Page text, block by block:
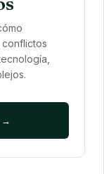
→